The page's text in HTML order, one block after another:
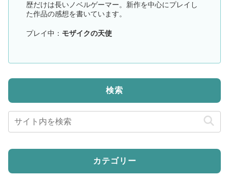
歴だけは長いノベルゲーマー。新作を中心にプレイし
た作品の感想を書いています。
プレイ中： モザイクの天使
検索
カテゴリー